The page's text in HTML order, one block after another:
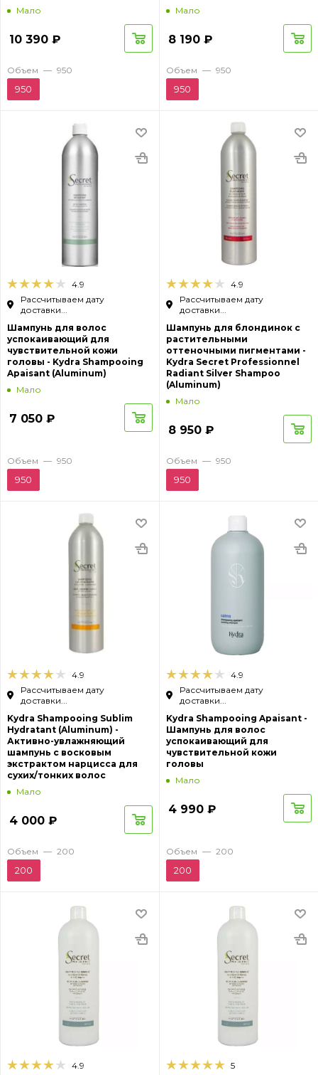
Мало
10 390 ₽
Объем — 950
950
Мало
8 190 ₽
Объем — 950
950
4.9
Рассчитываем дату
доставки...
Шампунь для волос
успокаивающий для
чувствительной кожи
головы - Kydra Shampooing
Apaisant (Aluminum)
Мало
7 050 ₽
Объем — 950
950
4.9
Рассчитываем дату
доставки...
Шампунь для блондинок с
растительными
оттеночными пигментами -
Kydra Secret Professionnel
Radiant Silver Shampoo
(Aluminum)
Мало
8 950 ₽
Объем — 950
950
4.9
Рассчитываем дату
доставки...
Kydra Shampooing Sublim
Hydratant (Aluminum) -
Активно-увлажняющий
шампунь с восковым
экстрактом нарцисса для
сухих/тонких волос
Мало
4 000 ₽
Объем — 200
200
4.9
Рассчитываем дату
доставки...
Kydra Shampooing Apaisant -
Шампунь для волос
успокаивающий для
чувствительной кожи
головы
Мало
4 990 ₽
Объем — 200
200
4.9 5